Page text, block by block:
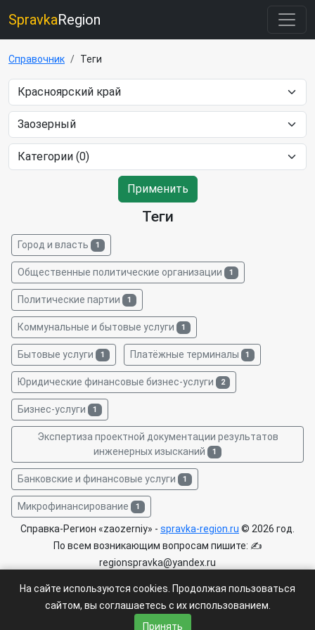
SpravkaRegion
Справочник Теги
Применить
Теги
Город и власть 1
Общественные политические организации 1
Политические партии 1
Коммунальные и бытовые услуги 1
Бытовые услуги 1 Платёжные терминалы 1
Юридические финансовые бизнес-услуги 2
Бизнес-услуги 1
Экспертиза проектной документации результатов
инженерных изысканий 1
Банковские и финансовые услуги 1
Микрофинансирование 1
Справка-Регион «zaozerniy» - spravka-region.ru © 2026 год.
По всем возникающим вопросам пишите: ✍
regionspravka@yandex.ru
ограничения 6+.
Пользовательское соглашение|Политика конфиденциальности
На сайте используются cookies. Продолжая пользоваться
сайтом, вы соглашаетесь с их использованием.
Принять